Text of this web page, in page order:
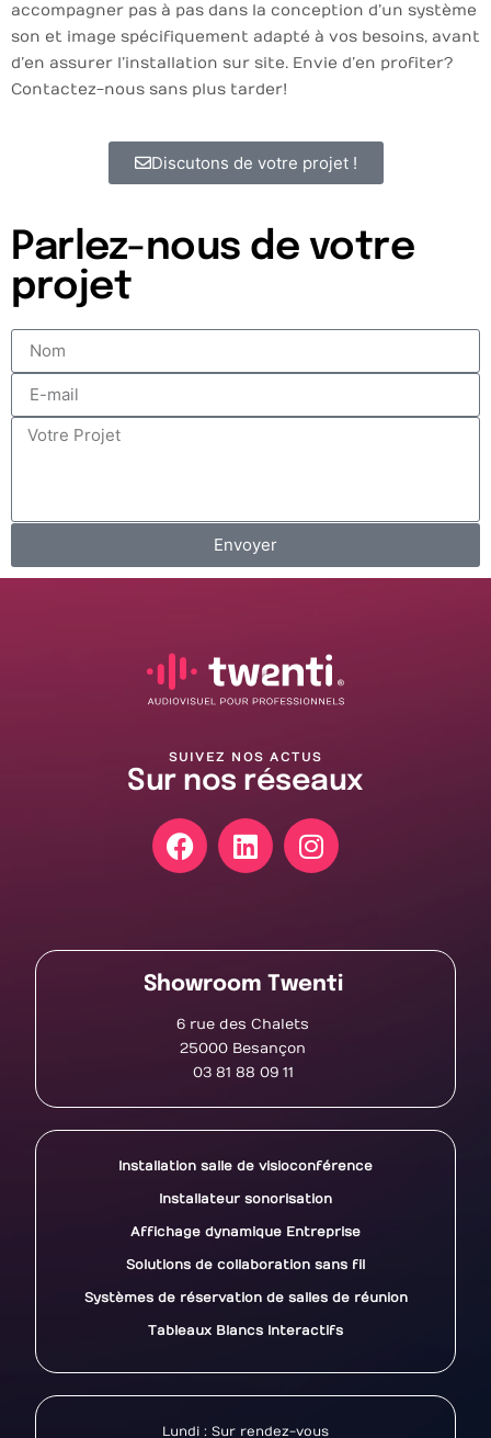
accompagner pas à pas dans la conception d’un système
son et image spécifiquement adapté à vos besoins, avant
d’en assurer l’installation sur site. Envie d’en profiter ?
Contactez-nous sans plus tarder !
Discutons de votre projet !
Parlez-nous de votre
projet
Envoyer
SUIVEZ NOS ACTUS
Sur nos réseaux
Showroom Twenti
6 rue des Chalets
25000 Besançon
03 81 88 09 11
Installation salle de visioconférence
Installateur sonorisation
Affichage dynamique Entreprise
Solutions de collaboration sans fil
Systèmes de réservation de salles de réunion
Tableaux Blancs Interactifs
Lundi : Sur rendez-vous